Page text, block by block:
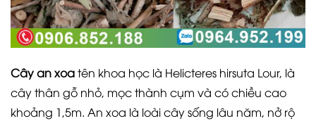
Cây an xoatên khoa học là Helicteres hirsuta Lour, là
cây thân gỗ nhỏ, mọc thành cụm và có chiều cao
khoảng 1,5m. An xoa là loài cây sống lâu năm, nở rộ